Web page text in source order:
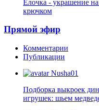
Елочка - украшение
крючком
Прямой эфир
Комментарии
Публикации
Nusha01
Подборка выкроек
игрушек: шьем